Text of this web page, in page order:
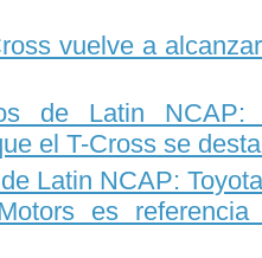
vuelve a
de Latin NCAP:
el T-Cross se
Latin NCAP:
es